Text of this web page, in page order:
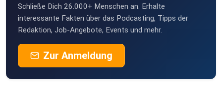
Schließe Dich 26.000+ Menschen an. Erhalte
interessante Fakten über das Podcasting, Tipps der
Redaktion, Job-Angebote, Events und mehr.
Zur Anmeldung